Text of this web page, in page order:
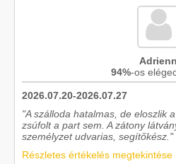
Adrienn
94%-os
2026.07.20-2026.07.27
"A szálloda hatalmas, de eloszlik
zsúfolt a part sem. A zátony
személyzet udvarias, segítőkész."
Részletes értékelés megtekintése